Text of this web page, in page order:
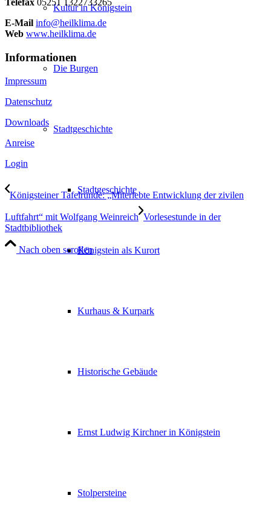
Kultur in Königstein
Die Burgen
Stadtgeschichte
Stadtgeschichte
Königstein als Kurort
Kurhaus & Kurpark
Historische Gebäude
Ernst Ludwig Kirchner in Königstein
Stolpersteine
Telefax 05251 1322733265
E-Mail info@heilklima.de
Web www.heilklima.de
Informationen
Impressum
Datenschutz
Downloads
Anreise
Login
Königsteiner Tafelrunde: „Miterlebte Entwicklung der zivilen
Luftfahrt“ mit Wolfgang Weinreich Vorlesestunde in der
Stadtbibliothek
Nach oben scrollen